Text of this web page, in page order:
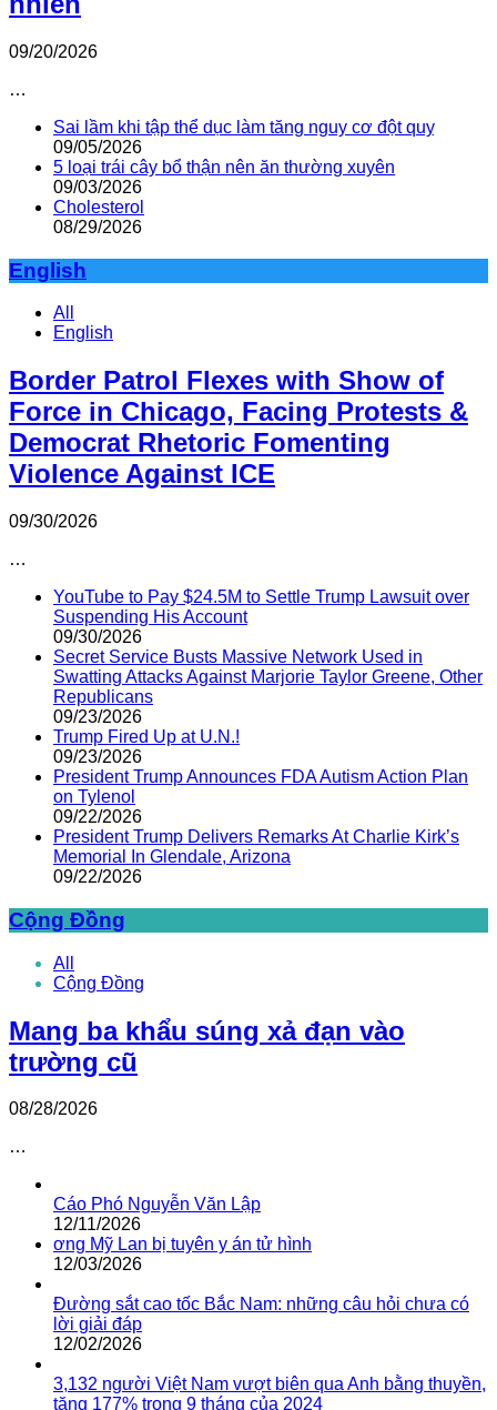
09/20/2026
…
Sai lầm khi tập thể dục làm tăng nguy cơ đột quỵ
09/05/2026
5 loại trái cây bổ thận nên ăn thường xuyên
09/03/2026
Cholesterol
08/29/2026
English
All
English
Border Patrol Flexes with Show of
Force in Chicago, Facing Protests &
Democrat Rhetoric Fomenting
Violence Against ICE
09/30/2026
…
YouTube to Pay $24.5M to Settle Trump Lawsuit over
Suspending His Account
09/30/2026
Secret Service Busts Massive Network Used in
Swatting Attacks Against Marjorie Taylor Greene, Other
Republicans
09/23/2026
Trump Fired Up at U.N.!
09/23/2026
President Trump Announces FDA Autism Action Plan
on Tylenol
09/22/2026
President Trump Delivers Remarks At Charlie Kirk’s
Memorial In Glendale, Arizona
09/22/2026
Cộng Đồng
All
Cộng Đồng
Mang ba khẩu súng xả đạn vào
trường cũ
08/28/2026
…
Cáo Phó Nguyễn Văn Lập
12/11/2026
ơng Mỹ Lan bị tuyên y án tử hình
12/03/2026
Đường sắt cao tốc Bắc Nam: những câu hỏi chưa có
lời giải đáp
12/02/2026
3,132 người Việt Nam vượt biên qua Anh bằng thuyền,
tăng 177% trong 9 tháng của 2024